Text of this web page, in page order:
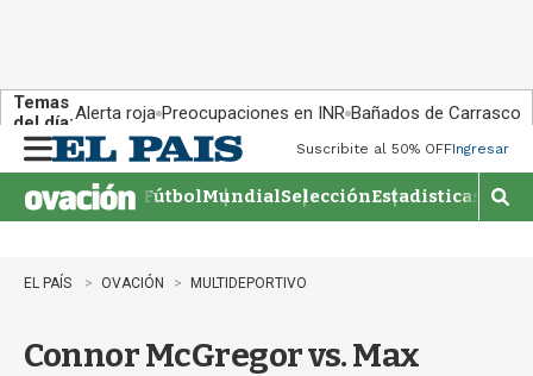
Temas
del día:Alerta roja Preocupaciones en INR Bañados de Carrasco
n
u
Suscribite al 50% OFFIngresar
FútbolMundialSelecciónEstadisticas
M
o
EL PAÍS OVACIÓN MULTIDEPORTIVO
Connor McGregor vs. Max